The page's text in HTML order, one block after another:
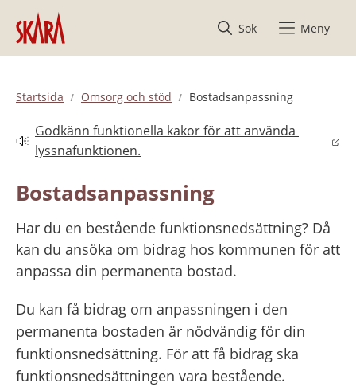
Hoppa till innehåll
Sök
Meny
Startsida Omsorg och stöd Bostadsanpassning
Godkänn funktionella kakor för att använda
lyssnafunktionen.
Länk till annan webbplats.
Bostadsanpassning
Har du en bestående funktionsnedsättning? Då
kan du ansöka om bidrag hos kommunen för att
anpassa din permanenta bostad.
Du kan få bidrag om anpassningen i den
permanenta bostaden är nödvändig för din
funktionsnedsättning. För att få bidrag ska
funktionsnedsättningen vara bestående.